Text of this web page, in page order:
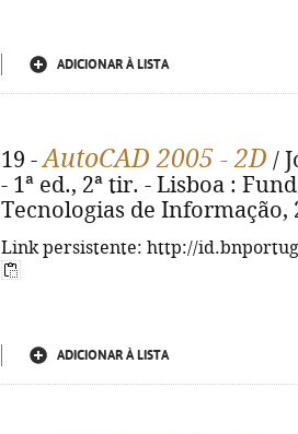
ADICIONAR À LISTA
19 -AutoCAD 2005 - 2D /
- 1ª ed., 2ª tir. - Lisboa :
Tecnologias de Informação,
Link persistente: http://
ADICIONAR À LISTA